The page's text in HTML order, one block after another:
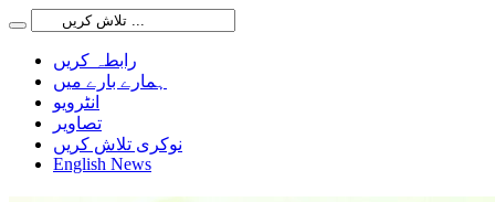
رابطہ کریں
ہمارے بارے میں
انٹرویو
تصاویر
نوکری تلاش کریں
English News